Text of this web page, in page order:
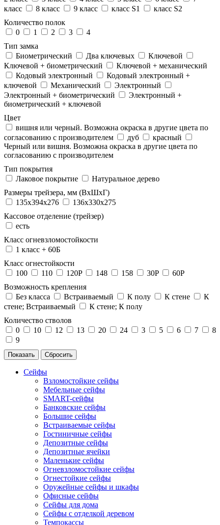
класс
8 класс 9 класс класс S1
класс S2
Количество полок
0
1 2 3
4
Тип замка
Биометрический
Два ключевых
Ключевой
Ключевой + биометрический
Ключевой + механический
Кодовый электронный
Кодовый электронный +
ключевой
Механический
Электронный
Электронный + биометрический
Электронный +
биометрический + ключевой
Цвет
вишня или черный. Возможна окраска в другие цвета по
согласованию с производителем
дуб
красный
Черный или вишня. Возможна окраска в другие цвета по
согласованию с производителем
Тип покрытия
Лаковое покрытие
Натуральное дерево
Размеры трейзера, мм (ВхШхГ)
135x394x276
136x330x275
Кассовое отделение (трейзер)
есть
Класс огневзломостойкости
1 класс + 60Б
Класс огнестойкости
100
110 120P 148 158 30P
60P
Возможность крепления
Без класса
Встраиваемый К полу К стене
К
стене; Встраиваемый
К стене; К полу
Количество стволов
0
10 12 13 20 24 3 5 6 7
8
9
Сейфы
Взломостойкие сейфы
Мебельные сейфы
SMART-сейфы
Банковские сейфы
Большие сейфы
Встраиваемые сейфы
Гостиничные сейфы
Депозитные сейфы
Депозитные ячейки
Маленькие сейфы
Огневзломостойкие сейфы
Огнестойкие сейфы
Оружейные сейфы и шкафы
Офисные сейфы
Сейфы для дома
Сейфы с отделкой деревом
Темпокассы